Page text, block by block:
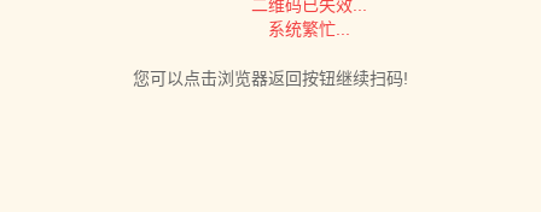
二维码已失效...
系统繁忙...
您可以点击浏览器返回按钮继续扫码!